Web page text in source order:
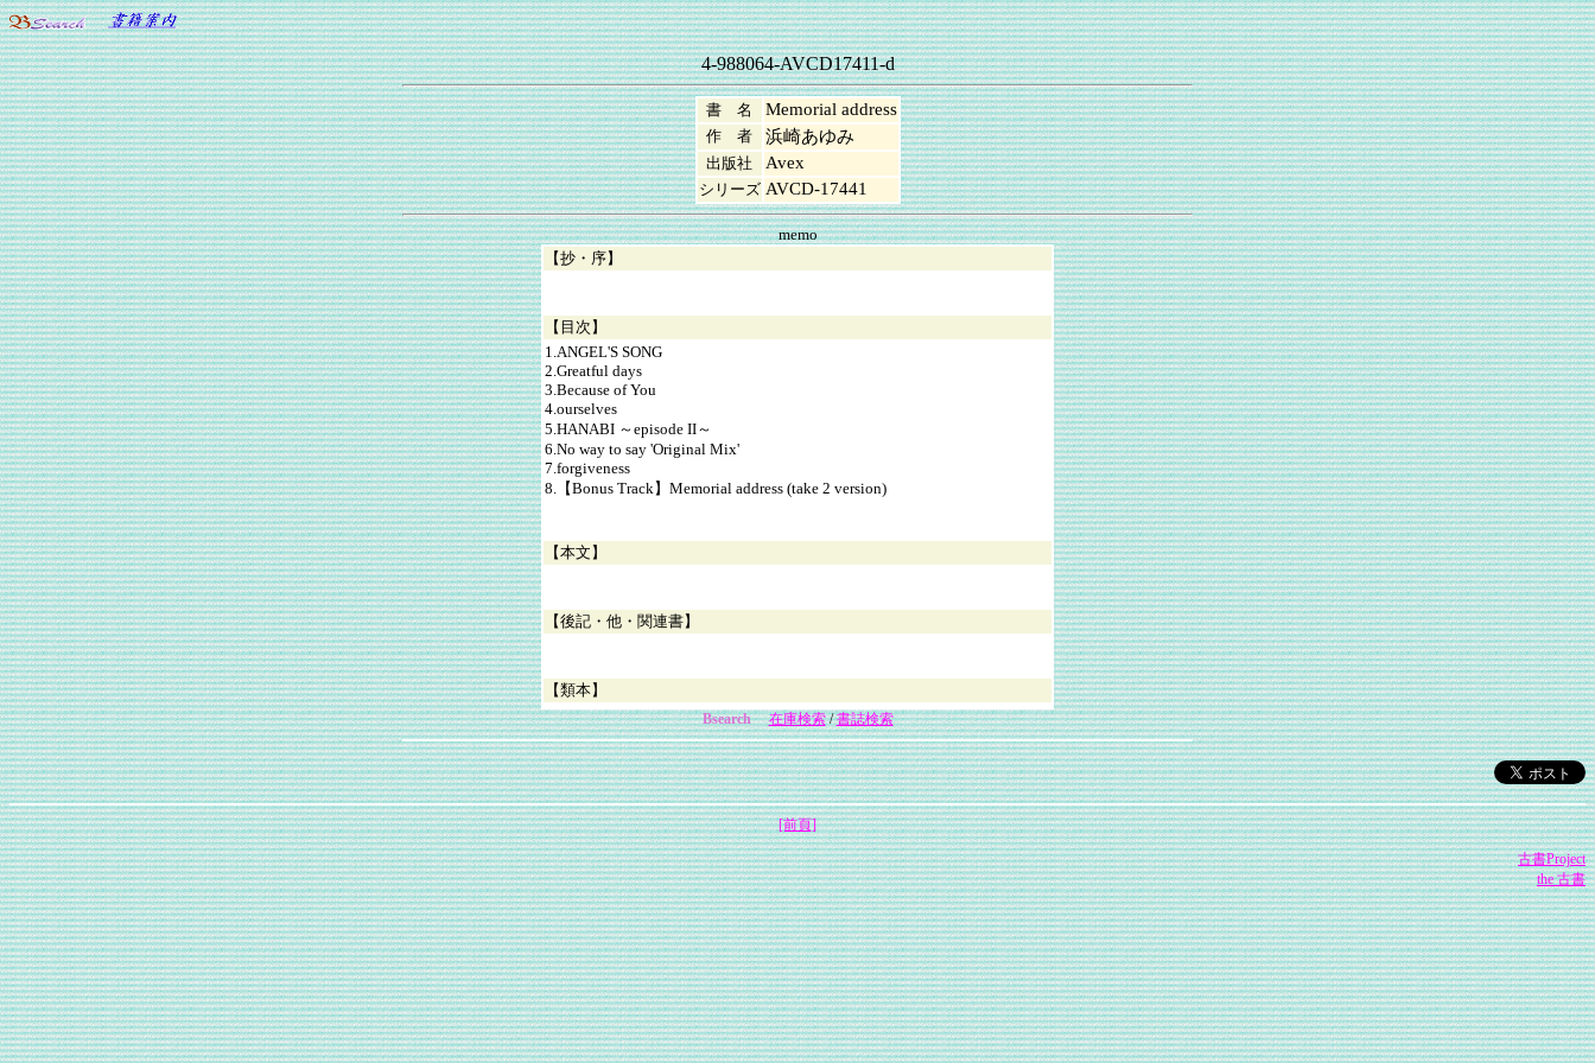
4-988064-AVCD17411-d
書 名 Memorial address
作 者 浜崎あゆみ
出版社 Avex
シリーズ AVCD-17441
memo
【抄・序】
【目次】
1.ANGEL'S SONG
2.Greatful days
3.Because of You
4.ourselves
5.HANABI ～episode II～
6.No way to say 'Original Mix'
7.forgiveness
8.【Bonus Track】Memorial address (take 2 version)
【本文】
【後記・他・関連書】
【類本】
Bsearch 在庫検索/書誌検索
[前頁]
古書Project
the 古書